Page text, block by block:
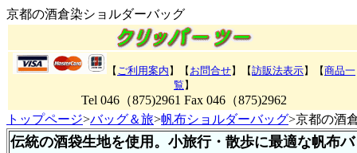
京都の酒倉染ショルダーバッグ
【 ご利用案内 】【 お問合せ】【訪販法表示】【商品一
覧 】
Tel 046（875)2961 Fax 046（875)2962
トップページ>バッグ＆旅>帆布ショルダーバッグ>京都の酒
伝統の酒袋生地を使用。小旅行・散歩に最適な帆布